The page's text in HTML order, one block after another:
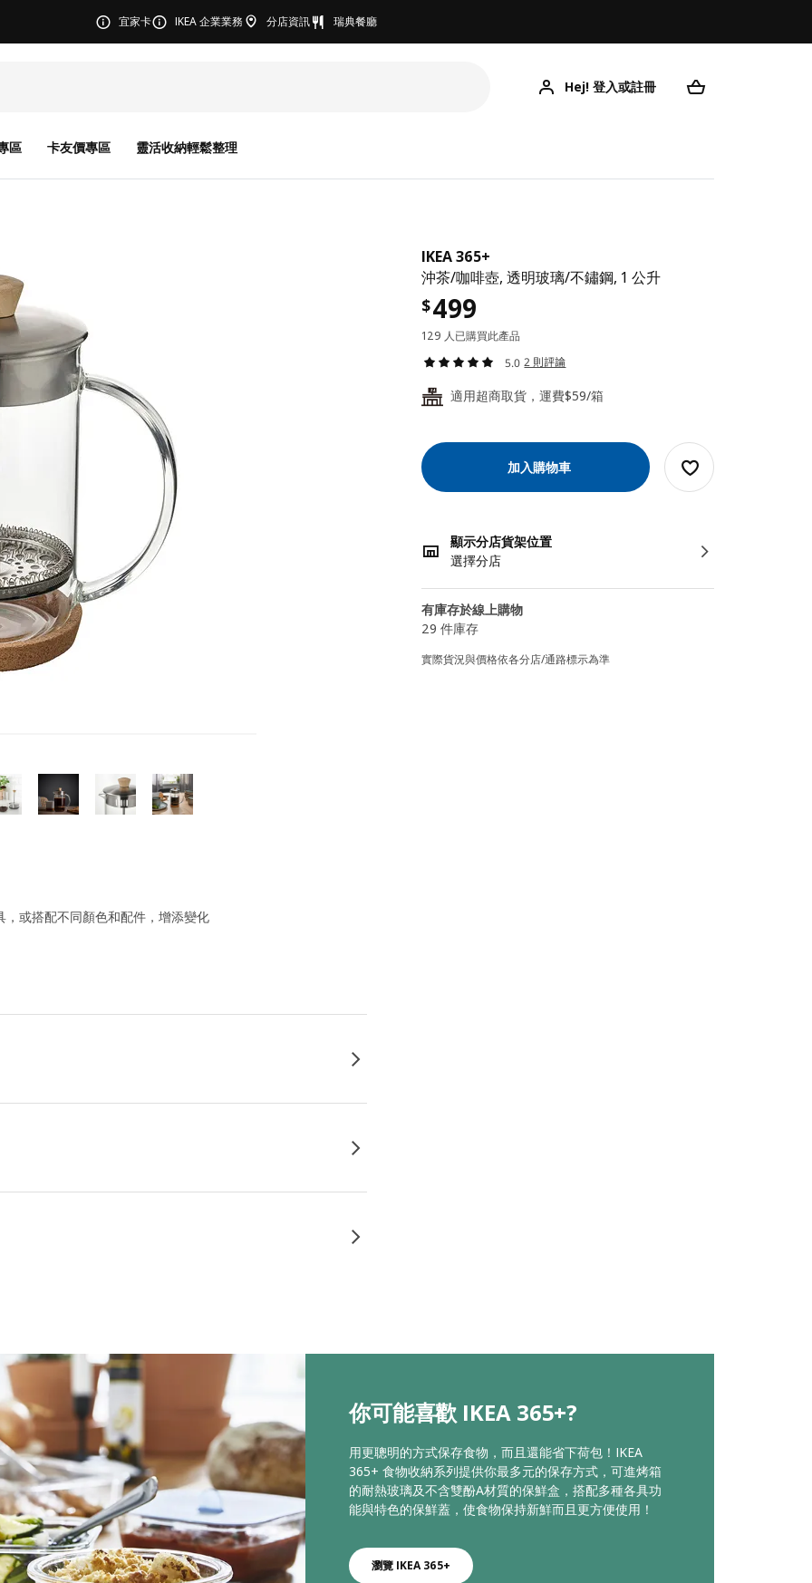
宜家卡 IKEA 企業業務 分店資訊 瑞典餐廳
Hej! 登入或註冊
區 卡友價專區 靈活收納輕鬆整理
IKEA 365+
沖茶/咖啡壺, 透明玻璃/不鏽鋼, 1 公升
$499
129 人已購買此產品
5.0 2 則評論
24 適用超商取貨，運費$59/箱
加入購物車
顯示分店貨架位置
選擇分店
有庫存於線上購物
29 件庫存
實際貨況與價格依各分店/通路標示為準
或搭配不同顏色和配件，增添變化
你可能喜歡 IKEA 365+?
用更聰明的方式保存食物，而且還能省下荷包！IKEA
365+ 食物收納系列提供你最多元的保存方式，可進烤箱
的耐熱玻璃及不含雙酚A材質的保鮮盒，搭配多種各具功
能與特色的保鮮蓋，使食物保持新鮮而且更方便使用！
瀏覽 IKEA 365+